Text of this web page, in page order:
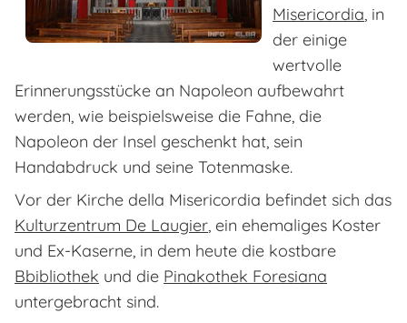
Misericordia, in
der einige
wertvolle
Erinnerungsstücke an Napoleon aufbewahrt
werden, wie beispielsweise die Fahne, die
Napoleon der Insel geschenkt hat, sein
Handabdruck und seine Totenmaske.
Vor der Kirche della Misericordia befindet sich das
Kulturzentrum De Laugier, ein ehemaliges Koster
und Ex-Kaserne, in dem heute die kostbare
Bbibliothek und die Pinakothek Foresiana
untergebracht sind.